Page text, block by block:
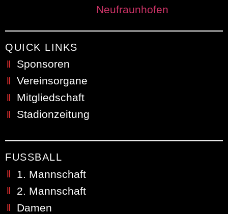
QUICK LINKS
Sponsoren
Vereinsorgane
Mitgliedschaft
Stadionzeitung
FUSSBALL
1. Mannschaft
2. Mannschaft
Damen